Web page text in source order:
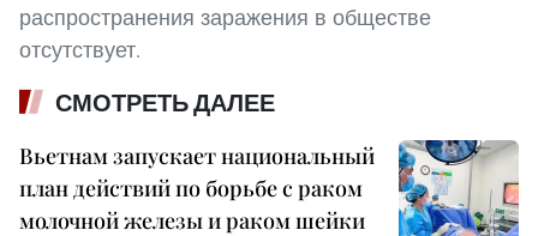
распространения заражения в обществе
отсутствует.
СМОТРЕТЬ ДАЛЕЕ
Вьетнам запускает национальный
план действий по борьбе с раком
молочной железы и раком шейки